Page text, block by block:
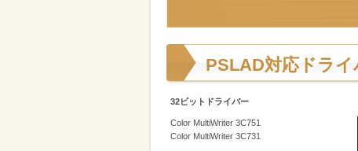
コ
ス
削
減
PSLAD対応ドラ
32ビットドライバー
Color MultiWriter 3C751
Color MultiWriter 3C731